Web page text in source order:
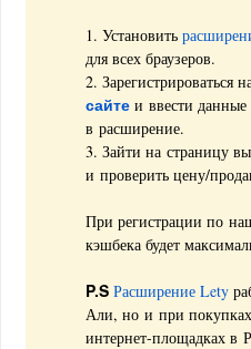
1. Установить
для всех браузеров.
2. Зарегистрироваться
сайте и ввести данные
в расширение.
3. Зайти на страницу
и проверить цену/
При регистрации по
кэшбека будет
P.SРасширение Lety
Али, но и при
интернет-площадках в